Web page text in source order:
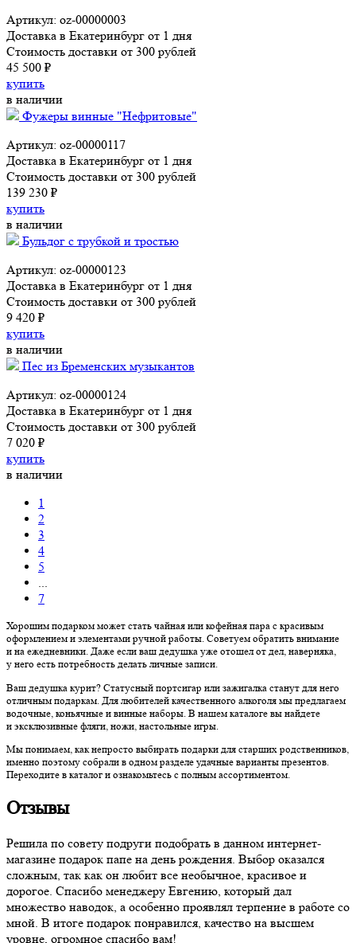
Артикул: oz-00000003
Доставка в Екатеринбург от 1 дня
Стоимость доставки от 300 рублей
45 500 ₽
купить
в наличии
Фужеры винные "Нефритовые"
Артикул: oz-00000117
Доставка в Екатеринбург от 1 дня
Стоимость доставки от 300 рублей
139 230 ₽
купить
в наличии
Бульдог с трубкой и тростью
Артикул: oz-00000123
Доставка в Екатеринбург от 1 дня
Стоимость доставки от 300 рублей
9 420 ₽
купить
в наличии
Пес из Бременских музыкантов
Артикул: oz-00000124
Доставка в Екатеринбург от 1 дня
Стоимость доставки от 300 рублей
7 020 ₽
купить
в наличии
1
2
3
4
5
...
7
Хорошим подарком может стать чайная или кофейная пара с красивым
оформлением и элементами ручной работы. Советуем обратить внимание
и на ежедневники. Даже если ваш дедушка уже отошел от дел, наверняка,
у него есть потребность делать личные записи.
Ваш дедушка курит? Статусный портсигар или зажигалка станут для него
отличным подаркам. Для любителей качественного алкоголя мы предлагаем
водочные, коньячные и винные наборы. В нашем каталоге вы найдете
и эксклюзивные фляги, ножи, настольные игры.
Мы понимаем, как непросто выбирать подарки для старших родственников,
именно поэтому собрали в одном разделе удачные варианты презентов.
Переходите в каталог и ознакомьтесь с полным ассортиментом.
Отзывы
Решила по совету подруги подобрать в данном интернет-
магазине подарок папе на день рождения. Выбор оказался
сложным, так как он любит все необычное, красивое и
дорогое. Спасибо менеджеру Евгению, который дал
множество наводок, а особенно проявлял терпение в работе со
мной. В итоге подарок понравился, качество на высшем
уровне, огромное спасибо вам!